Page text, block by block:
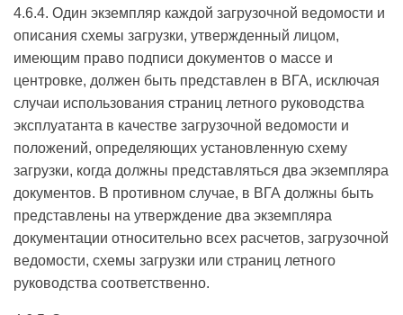
4.6.4. Один экземпляр каждой загрузочной ведомости и
описания схемы загрузки, утвержденный лицом,
имеющим право подписи документов о массе и
центровке, должен быть представлен в ВГА, исключая
случаи использования страниц летного руководства
эксплуатанта в качестве загрузочной ведомости и
положений, определяющих установленную схему
загрузки, когда должны представляться два экземпляра
документов. В противном случае, в ВГА должны быть
представлены на утверждение два экземпляра
документации относительно всех расчетов, загрузочной
ведомости, схемы загрузки или страниц летного
руководства соответственно.